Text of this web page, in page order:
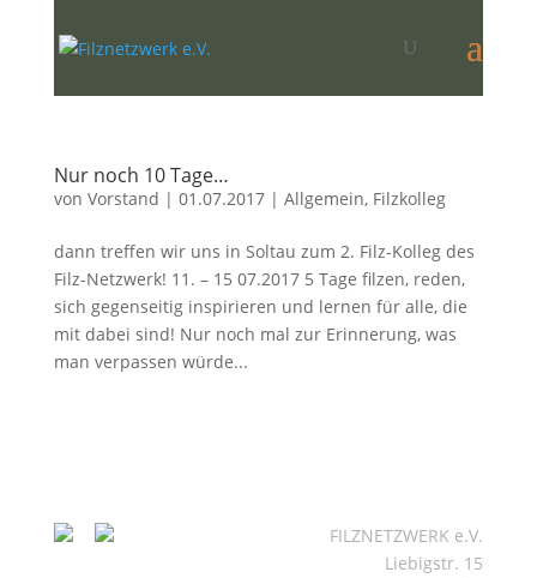
Nur noch 10 Tage…
von Vorstand | 01.07.2017| Allgemein, Filzkolleg
dann treffen wir uns in Soltau zum 2. Filz-Kolleg des
Filz-Netzwerk! 11. – 15 07.2017 5 Tage filzen, reden,
sich gegenseitig inspirieren und lernen für alle, die
mit dabei sind! Nur noch mal zur Erinnerung, was
man verpassen würde...
FILZNETZWERK e.V.
Liebigstr. 15